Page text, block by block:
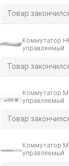
Товар
Коммутатор
управляемый
Товар
Коммутатор
управляемый
Товар
Коммутатор
управляемый